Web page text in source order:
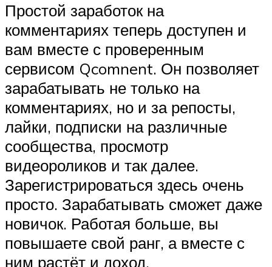
Простой заработок на
комментариях теперь доступен и
вам вместе с проверенным
сервисом Qcomnent. Он позволяет
зарабатывать не только на
комментариях, но и за репосты,
лайки, подписки на различные
сообщества, просмотр
видеороликов и так далее.
Зарегистрироваться здесь очень
просто. Зарабатывать сможет даже
новичок. Работая больше, вы
повышаете свой ранг, а вместе с
ним растёт и доход.